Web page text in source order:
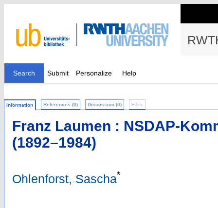
Search Submit Personalize Help
Information References (0) Discussion (0) Files
Franz Laumen : NSDAP-
(1892–1984)
Ohlenforst, Sascha*